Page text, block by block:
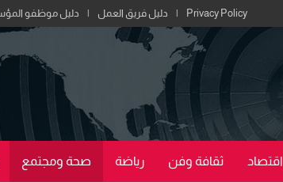
Privacy Policy دليل فريق العمل دليل موظفو
اقتصاد ثقافة وفن رياضة صحة ومجتمع